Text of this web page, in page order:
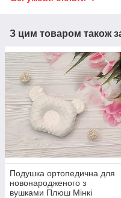
З цим товаром також
Подушка ортопедична для
новонародженого з
вушками Плюш Мінкі